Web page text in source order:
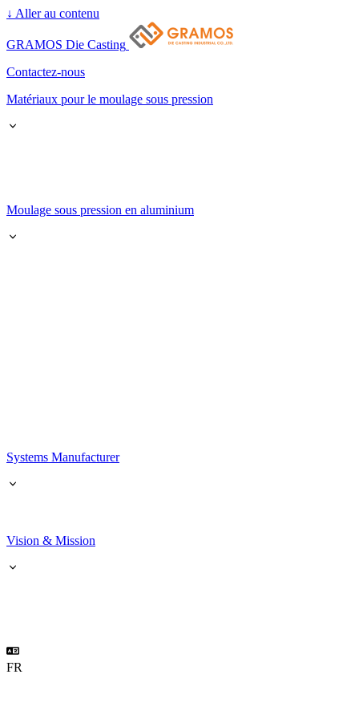
↓ Aller au contenu
GRAMOS Die Casting
Contactez-nous
Matériaux pour le moulage sous pression
Moulage sous pression en aluminium
Systems Manufacturer
Vision & Mission
FR